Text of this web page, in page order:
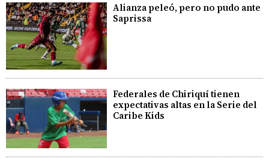
Alianza peleó, pero no pudo ante
Saprissa
Federales de Chiriquí tienen
expectativas altas en la Serie del
Caribe Kids